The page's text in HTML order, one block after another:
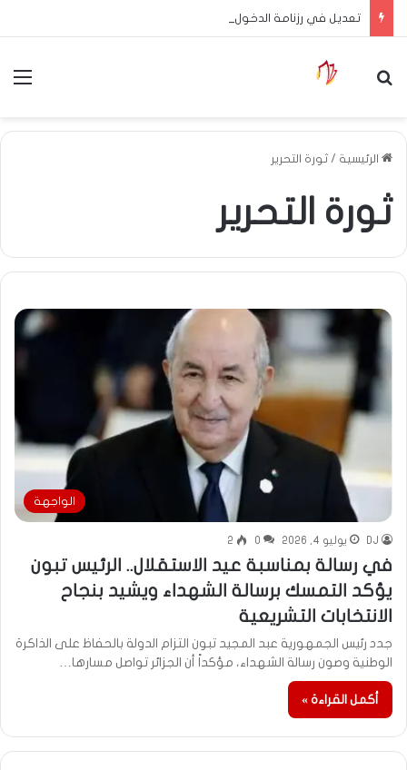
تعديل في رزنامة الدخول المدرسي
بحث عن
الرئيسية / ثورة التحرير
ثورة التحرير
الواجهة
DJ يوليو 4, 2026 0
2
في رسالة بمناسبة عيد الاستقلال.. الرئيس تبون
يؤكد التمسك برسالة الشهداء ويشيد بنجاح
الانتخابات التشريعية
جدد رئيس الجمهورية عبد المجيد تبون التزام الدولة بالحفاظ على الذاكرة
الوطنية وصون رسالة الشهداء، مؤكداً أن الجزائر تواصل مسارها…
أكمل القراءة »